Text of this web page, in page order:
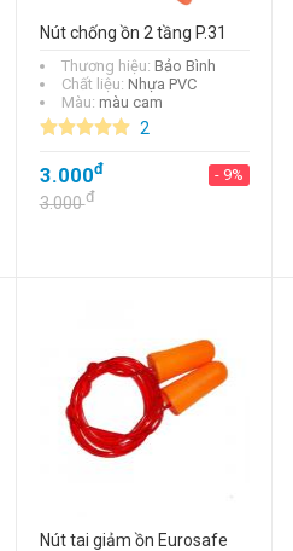
Nút chống ồn 2 tầng P.31
Thương hiệu: Bảo Bình
Chất liệu: Nhựa PVC
Màu: màu cam
2
3.000đ - 9%
3.000đ
Nút tai giảm ồn Eurosafe